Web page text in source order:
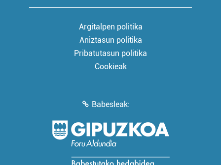
Argitalpen politika
Aniztasun politika
Pribatutasun politika
Cookieak
Babesleak: